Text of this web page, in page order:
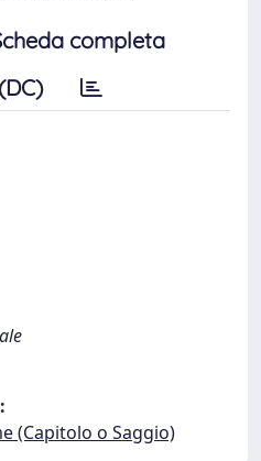
completa
(Capitolo o Saggio)